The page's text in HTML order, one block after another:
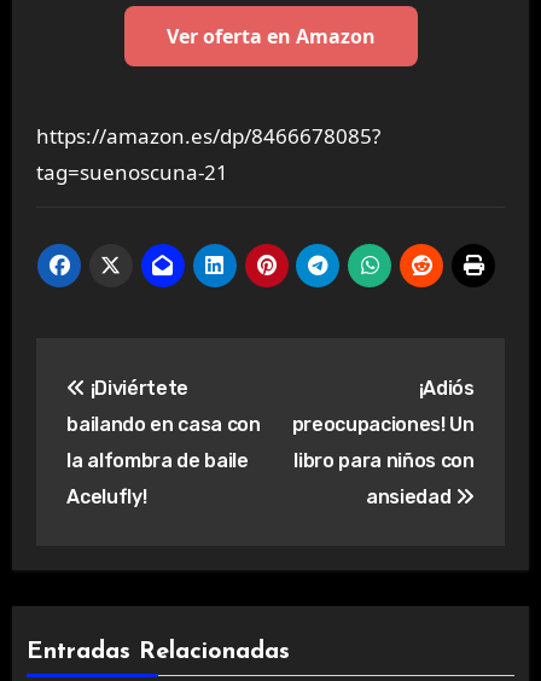
Ver oferta en Amazon
https://amazon.es/dp/8466678085?
tag=suenoscuna-21
de
entradas
¡Diviértete
bailando en casa con
la alfombra de baile
Acelufly!
¡Adiós
preocupaciones! Un
libro para niños con
ansiedad
Entradas Relacionadas